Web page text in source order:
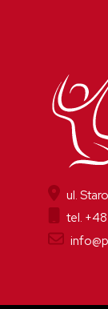
ul.
tel.